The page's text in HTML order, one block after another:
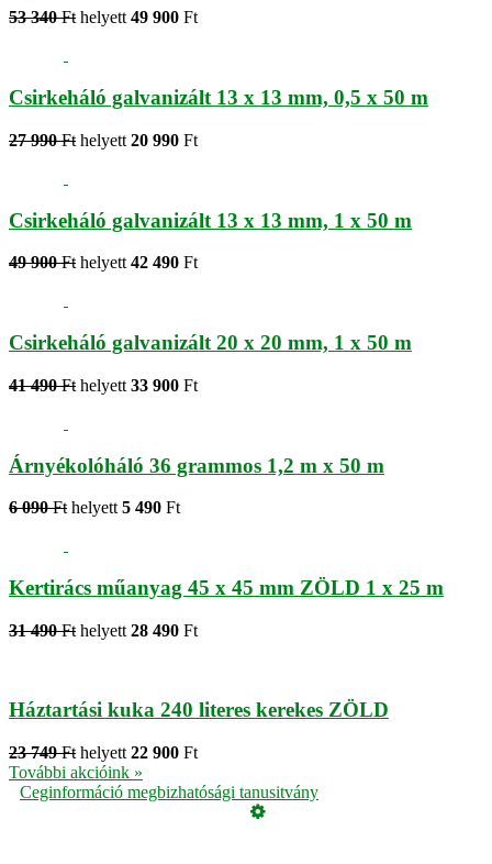
53 340 Fthelyett49 900 Ft
Csirkeháló galvanizált 13 x 13 mm, 0,5 x 50 m
27 990 Ft helyett 20 990 Ft
Csirkeháló galvanizált 13 x 13 mm, 1 x 50 m
49 900 Ft helyett 42 490 Ft
Csirkeháló galvanizált 20 x 20 mm, 1 x 50 m
41 490 Ft helyett 33 900 Ft
Árnyékolóháló 36 grammos 1,2 m x 50 m
6 090 Ft helyett 5 490 Ft
Kertirács műanyag 45 x 45 mm ZÖLD 1 x 25 m
31 490 Ft helyett 28 490 Ft
Háztartási kuka 240 literes kerekes ZÖLD
23 749 Ft helyett 22 900 Ft
További akcióink »
Ceginformáció megbizhatósági tanusitvány